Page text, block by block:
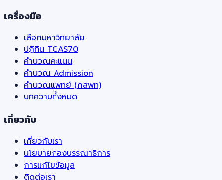
เครื่องมือ
เลือกมหาวิทยาลัย
ปฏิทิน TCAS70
คำนวณคะแนน
คำนวณ Admission
คำนวณแพทย์ (กสพท)
บทความทั้งหมด
เกี่ยวกับ
เกี่ยวกับเรา
นโยบายกองบรรณาธิการ
การแก้ไขข้อมูล
ติดต่อเรา